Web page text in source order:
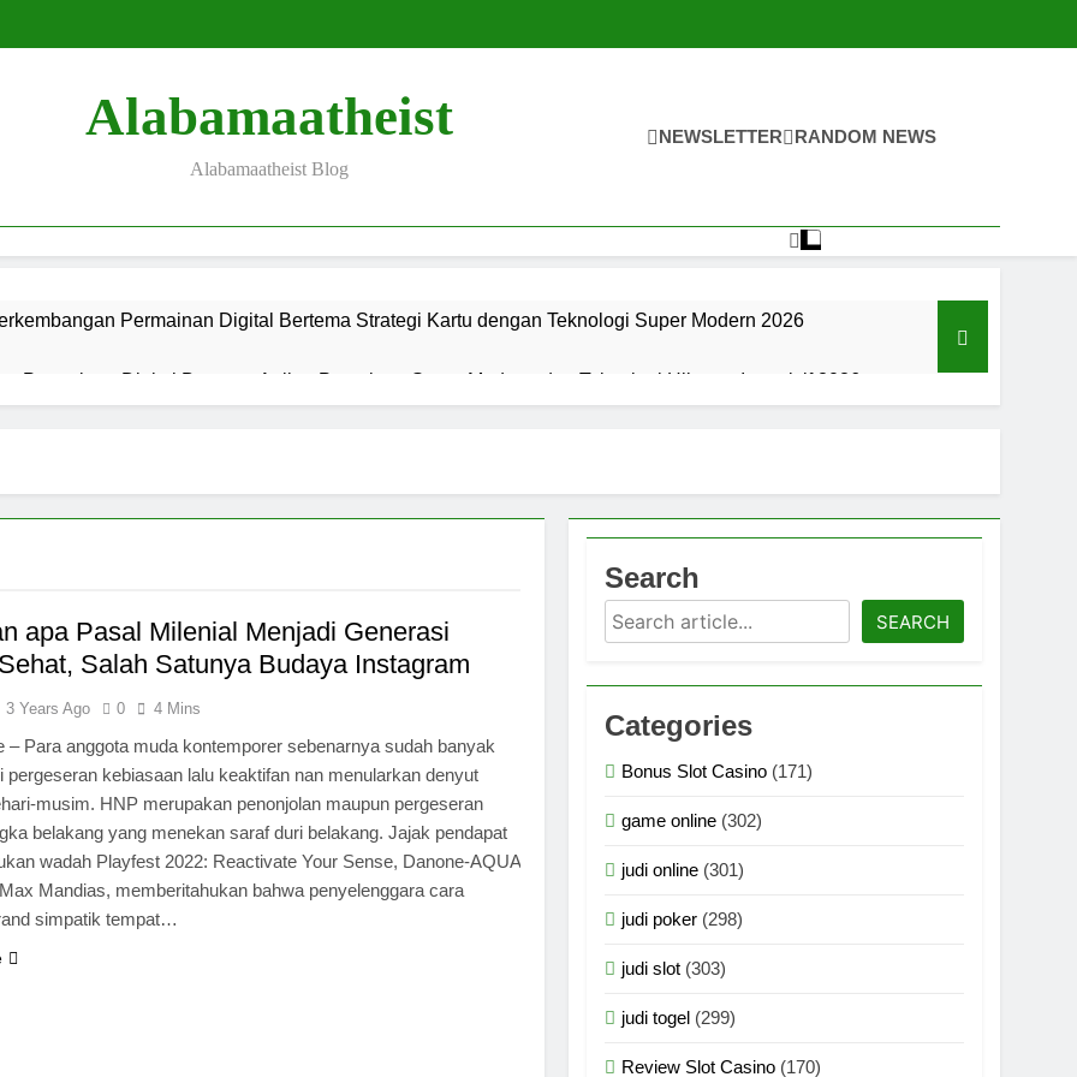
Alabamaatheist
Alabamaatheist Blog
NEWSLETTER RANDOM NEWS
Permainan Digital Bertema Strategi Kartu dengan Teknologi Super Modern 2026
Permainan Digital Bertema Anjing Petualang Super Modern, dan Teknologi Hiburan Interaktif 2026
Permainan Bertema Mitologi Mesir Kuno dan Teknologi Hiburan Digital Super Modern Di 2026
Digital Modern dengan Visual Super Eksotis dan Inovasi Multimedia Generasi Terbaru 2026
Hiburan Digital Super Modern dengan Nuansa Kuda dan Teknologi Grafis Generasi Terbaru 2026
Hiburan Digital Super Modern dengan Visual Permen dan Teknologi Grafis Terbaru 2026
Hiburan Digital Modern dengan Tema Petualangan dan Teknologi Grafis Generasi Super Terbaru 2026
Digital Modern dengan Konsep Keberuntungan dan Teknologi Grafis Generasi Super Terbaru 2026
Hiburan Digital Super Modern dengan Visual Fantasi Naga dan Teknologi Grafis Generasi Terbaru 2026
apa Pasal Milenial Menjadi Generasi
Salah Satunya Budaya Instagram
3 Years Ago 0 4 Mins
– Para anggota muda kontemporer sebenarnya sudah banyak
pergeseran kebiasaan lalu keaktifan nan menularkan denyut
musim. HNP merupakan penonjolan maupun pergeseran
belakang yang menekan saraf duri belakang. Jajak pendapat
wadah Playfest 2022: Reactivate Your Sense, Danone-AQUA
Mandias, memberitahukan bahwa penyelenggara cara
simpatik tempat…
Search
Search SEARCH
Categories
Bonus Slot Casino (171)
game online (302)
judi online (301)
judi poker (298)
judi slot (303)
judi togel (299)
Review Slot Casino (170)